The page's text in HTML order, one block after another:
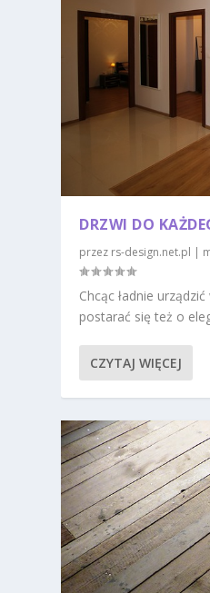
DRZWI DO
przez rs-design.net.pl |
Chcąc ładnie
postarać się też o
CZYTAJ WIĘCEJ